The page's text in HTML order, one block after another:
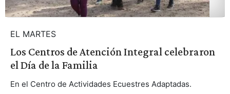
EL MARTES
Los Centros de Atención Integral celebraron
el Día de la Familia
En el Centro de Actividades Ecuestres Adaptadas.